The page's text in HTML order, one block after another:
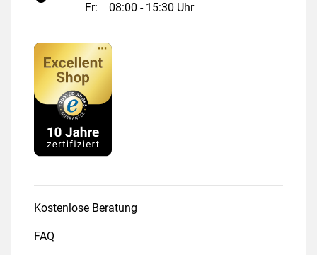
Fr:
08:00 - 15:30 Uhr
Kostenlose Beratung
FAQ